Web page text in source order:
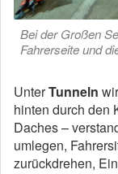
Bei der Großen
Fahrerseite und
UnterTunneln
hinten durch den
Daches –
umlegen,
zurückdrehen,